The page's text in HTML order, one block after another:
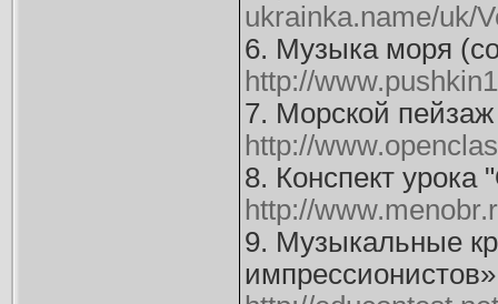
ukrainka.name/uk/
6. Музыка моря
http://
7. Морской
http://
8. Конспект
http://
9. Музыкальные